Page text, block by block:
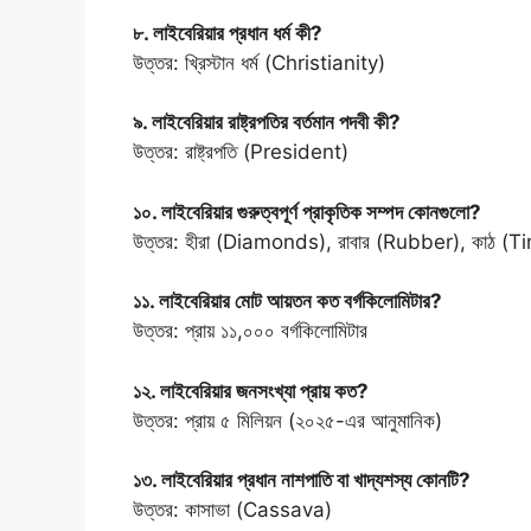
৮. লাইবেরিয়ার প্রধান ধর্ম কী?
উত্তর: খ্রিস্টান ধর্ম (Christianity)
৯. লাইবেরিয়ার রাষ্ট্রপতির বর্তমান পদবী কী?
উত্তর: রাষ্ট্রপতি (President)
১০. লাইবেরিয়ার গুরুত্বপূর্ণ প্রাকৃতিক সম্পদ কোনগুলো?
উত্তর: হীরা (Diamonds), রাবার (Rubber), কাঠ
১১. লাইবেরিয়ার মোট আয়তন কত বর্গকিলোমিটার?
উত্তর: প্রায় ১১,০০০ বর্গকিলোমিটার
১২. লাইবেরিয়ার জনসংখ্যা প্রায় কত?
উত্তর: প্রায় ৫ মিলিয়ন (২০২৫-এর আনুমানিক)
১৩. লাইবেরিয়ার প্রধান নাশপাতি বা খাদ্যশস্য কোনটি?
উত্তর: কাসাভা (Cassava)